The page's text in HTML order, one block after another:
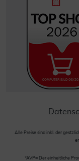
Alle Preise sind inkl. der
*AVP= Der einheitliche